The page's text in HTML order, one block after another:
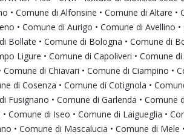
• Comune di Alfonsine • Comune di Altare
• Comune di Aurigo • Comune di
Bollate • Comune di Bologna • Comune di
Ligure • Comune di Capoliveri • Comune
di Chiavari • Comune di Ciampino
di Cosenza • Comune di Cotignola •
Fusignano • Comune di Garlenda •
Comune di Iseo • Comune di Laigueglia •
• Comune di Mascalucia • Comune di